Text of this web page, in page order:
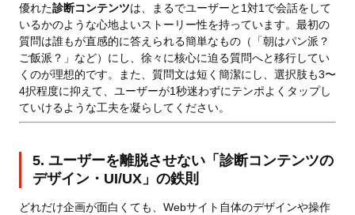
優れた診断コンテンツは、まるでユーザーと1対1で会話をして
いるかのような心地よいストーリー性を持っています。最初の
質問は誰もが直感的に答えられる簡単なもの（「朝はパン派？
ご飯派？」など）にし、徐々に核心に迫る質問へと移行してい
くのが理想的です。また、質問文は短く簡潔にし、選択肢も3〜
4択程度に抑えて、ユーザーが1秒迷わずにテンポよくタップし
ていけるような工夫を凝らしてください。
5. ユーザーを離脱させない「診断コンテンツの
デザイン・UI/UX」の鉄則
どれだけ企画が面白くても、Webサイト自体のデザインや操作